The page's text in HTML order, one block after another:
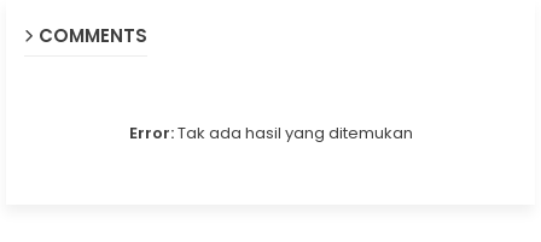
COMMENTS
Error:Tak ada hasil yang ditemukan